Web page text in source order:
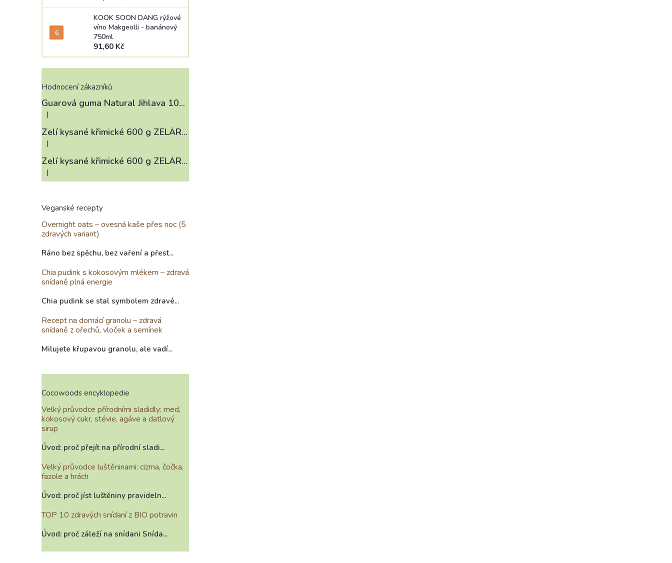
KOOK SOON DANG rýžové
víno Makgeolli - banánový
750ml
91,60 Kč
Hodnocení zákazníků
Guarová guma Natural Jihlava 100 g
Hodnocení produktu je 4 z 5 hvězdiček.
|
Zelí kysané křimické 600 g ZELÁRNA LOBKOWICZ
Hodnocení produktu je 3 z 5 hvězdiček.
|
Zelí kysané křimické 600 g ZELÁRNA LOBKOWICZ
Hodnocení produktu je 4 z 5 hvězdiček.
|
Veganské recepty
Overnight oats – ovesná kaše přes noc (5
zdravých variant)
Ráno bez spěchu, bez vaření a přest...
Chia pudink s kokosovým mlékem – zdravá
snídaně plná energie
Chia pudink se stal symbolem zdravé...
Recept na domácí granolu – zdravá
snídaně z ořechů, vloček a semínek
Milujete křupavou granolu, ale vadí...
Cocowoods encyklopedie
Velký průvodce přírodními sladidly: med,
kokosový cukr, stévie, agáve a datlový
sirup
Úvod: proč přejít na přírodní sladi...
Velký průvodce luštěninami: cizrna, čočka,
fazole a hrách
Úvod: proč jíst luštěniny pravideln...
TOP 10 zdravých snídaní z BIO potravin
Úvod: proč záleží na snídani Snída...